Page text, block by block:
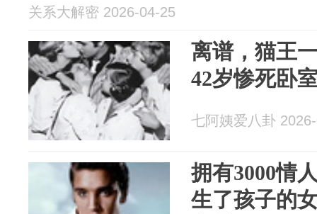
关系大解密 2026-04-25
离谱，猫王
42岁惨死卧
七阿姨爱八卦
拥有3000情
生了孩子的